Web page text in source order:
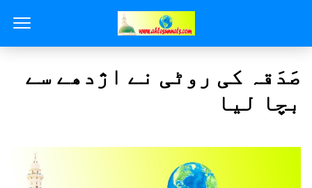
صَدَقہ کی روٹی نے اژدھے سے
بچا لیا